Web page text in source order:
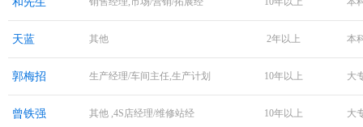
天蓝 其他 2年以上 本
郭梅招 生产经理/车间主任,生产计划 10年以上 大
曾铁强 其他 ,4S店经理/维修站经 10年以上 大